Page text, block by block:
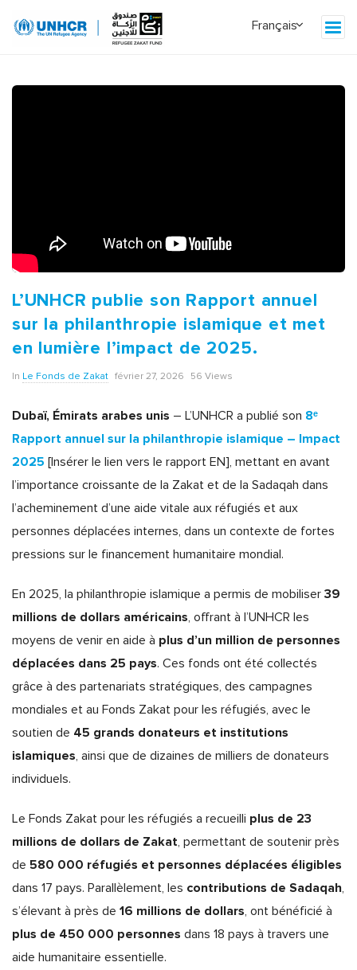
L’UNHCR publie son Rapport annuel
sur la philanthropie islamique et met
en lumière l’impact de 2025.
In Le Fonds de Zakat février 27, 2026 56 Views
Dubaï, Émirats arabes unis – L’UNHCR a publié son 8ᵉ
Rapport annuel sur la philanthropie islamique – Impact
2025 [Insérer le lien vers le rapport EN], mettant en avant
l’importance croissante de la Zakat et de la Sadaqah dans
l’acheminement d’une aide vitale aux réfugiés et aux
personnes déplacées internes, dans un contexte de fortes
pressions sur le financement humanitaire mondial.
En 2025, la philanthropie islamique a permis de mobiliser 39
millions de dollars américains , offrant à l’UNHCR les
moyens de venir en aide à plus d’un million de personnes
déplacées dans 25 pays. Ces fonds ont été collectés
grâce à des partenariats stratégiques, des campagnes
mondiales et au Fonds Zakat pour les réfugiés, avec le
soutien de 45 grands donateurs et institutions
islamiques , ainsi que de dizaines de milliers de donateurs
individuels.
Le Fonds Zakat pour les réfugiés a recueilli plus de 23
millions de dollars de Zakat , permettant de soutenir près
de 580 000 réfugiés et personnes déplacées éligibles
dans 17 pays. Parallèlement, les contributions de Sadaqah
s’élevant à près de 16 millions de dollars , ont bénéficié à
plus de 450 000 personnes dans 18 pays à travers une
aide humanitaire essentielle.